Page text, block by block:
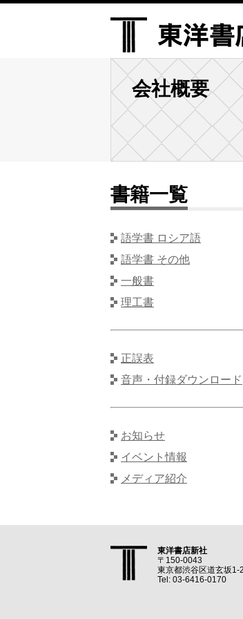
会社概要
書籍一覧
語学書 ロシア語
語学書 その他
一般書
理工書
正誤表
音声・付録ダウンロード
お知らせ
イベント情報
メディア紹介
東洋書店新社
〒150-0043
東京都渋谷区道玄坂
Tel: 03-6416-0170